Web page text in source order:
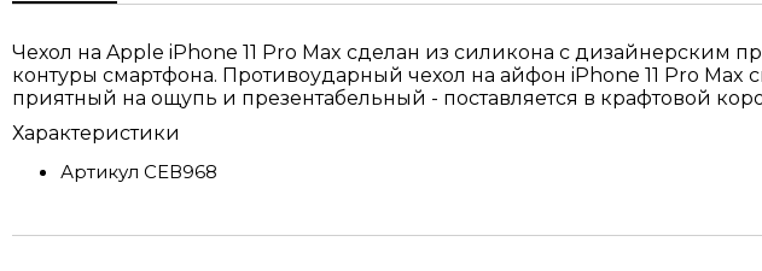
Чехол на Apple iPhone 11 Pro Max сделан из силикона с дизайнерским
контуры смартфона. Противоударный чехол на айфон iPhone 11 Pro
приятный на ощупь и презентабельный - поставляется в крафтовой
Характеристики
Артикул СЕВ968